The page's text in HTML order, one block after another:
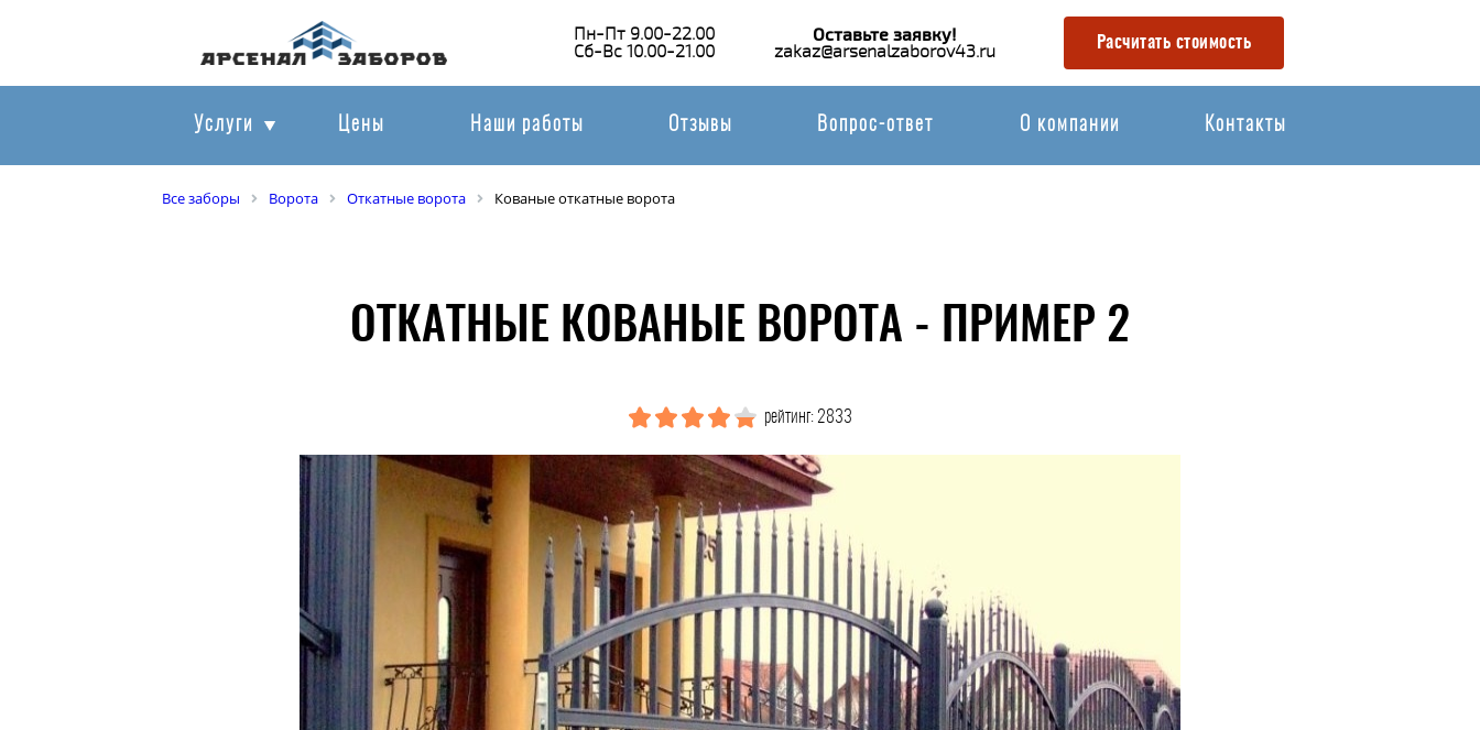
Пн-Пт 9.00-22.00
Сб-Вс 10.00-21.00
Оставьте заявку!
zakaz@arsenalzaborov43.ru Расчитать стоимость
Услуги Цены Наши работы Отзывы Вопрос-ответ О компании Контакты
Все заборы Ворота Откатные ворота Кованые откатные ворота
ОТКАТНЫЕ КОВАНЫЕ ВОРОТА - ПРИМЕР 2
рейтинг: 2833